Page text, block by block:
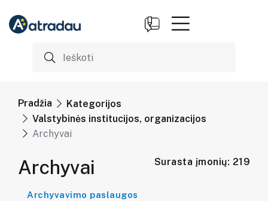
Pradžia
Kategorijos
Valstybinės institucijos, organizacijos
Archyvai
Archyvai Surasta įmonių: 219
Archyvavimo paslaugos